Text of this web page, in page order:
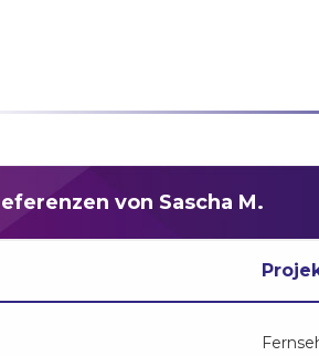
von Sascha M.